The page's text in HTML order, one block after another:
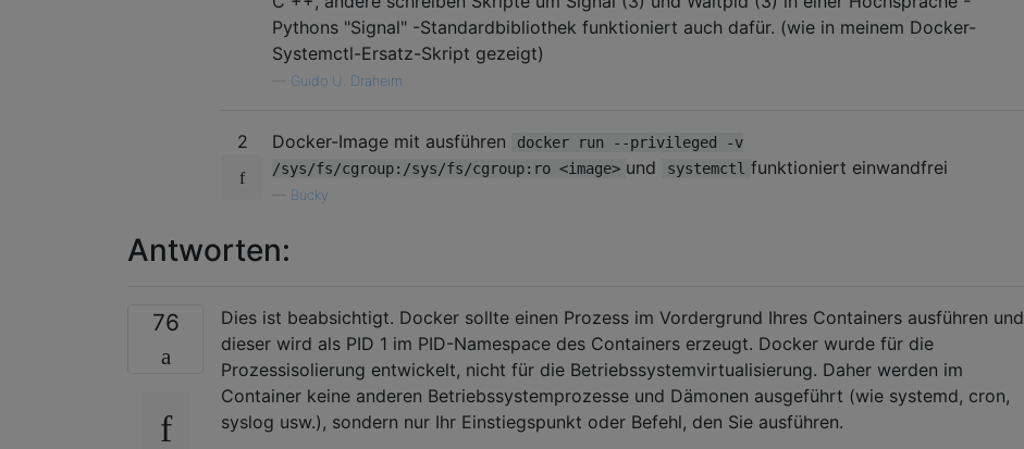
Pythons "Signal" -Standardbibliothek funktioniert auch dafür. (wie in meinem Docker-
Systemctl-Ersatz-Skript gezeigt)
Guido U. Draheim
2 Docker-Image mit ausführen
docker run --privileged -v
/sys/fs/cgroup:/sys/fs/cgroup:ro <image> und systemctl funktioniert einwandfrei
Bucky
Antworten:
76
Dies ist beabsichtigt. Docker sollte einen Prozess im Vordergrund Ihres Containers ausführen und
dieser wird als PID 1 im PID-Namespace des Containers erzeugt. Docker wurde für die
Prozessisolierung entwickelt, nicht für die Betriebssystemvirtualisierung. Daher werden im
Container keine anderen Betriebssystemprozesse und Dämonen ausgeführt (wie systemd, cron,
syslog usw.), sondern nur Ihr Einstiegspunkt oder Befehl, den Sie ausführen.